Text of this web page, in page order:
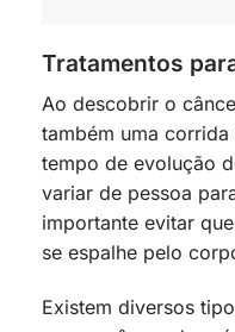
Tratamentos
Ao descobrir o
também uma
tempo de evolução
variar de pessoa
importante evitar
se espalhe pelo
Existem diversos